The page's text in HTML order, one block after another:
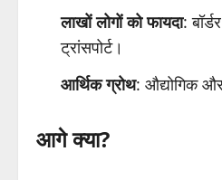
लाखों लोगों को फायदा:
ट्रांसपोर्ट।
आर्थिक ग्रोथ: औद्योगिक
आगे क्या?